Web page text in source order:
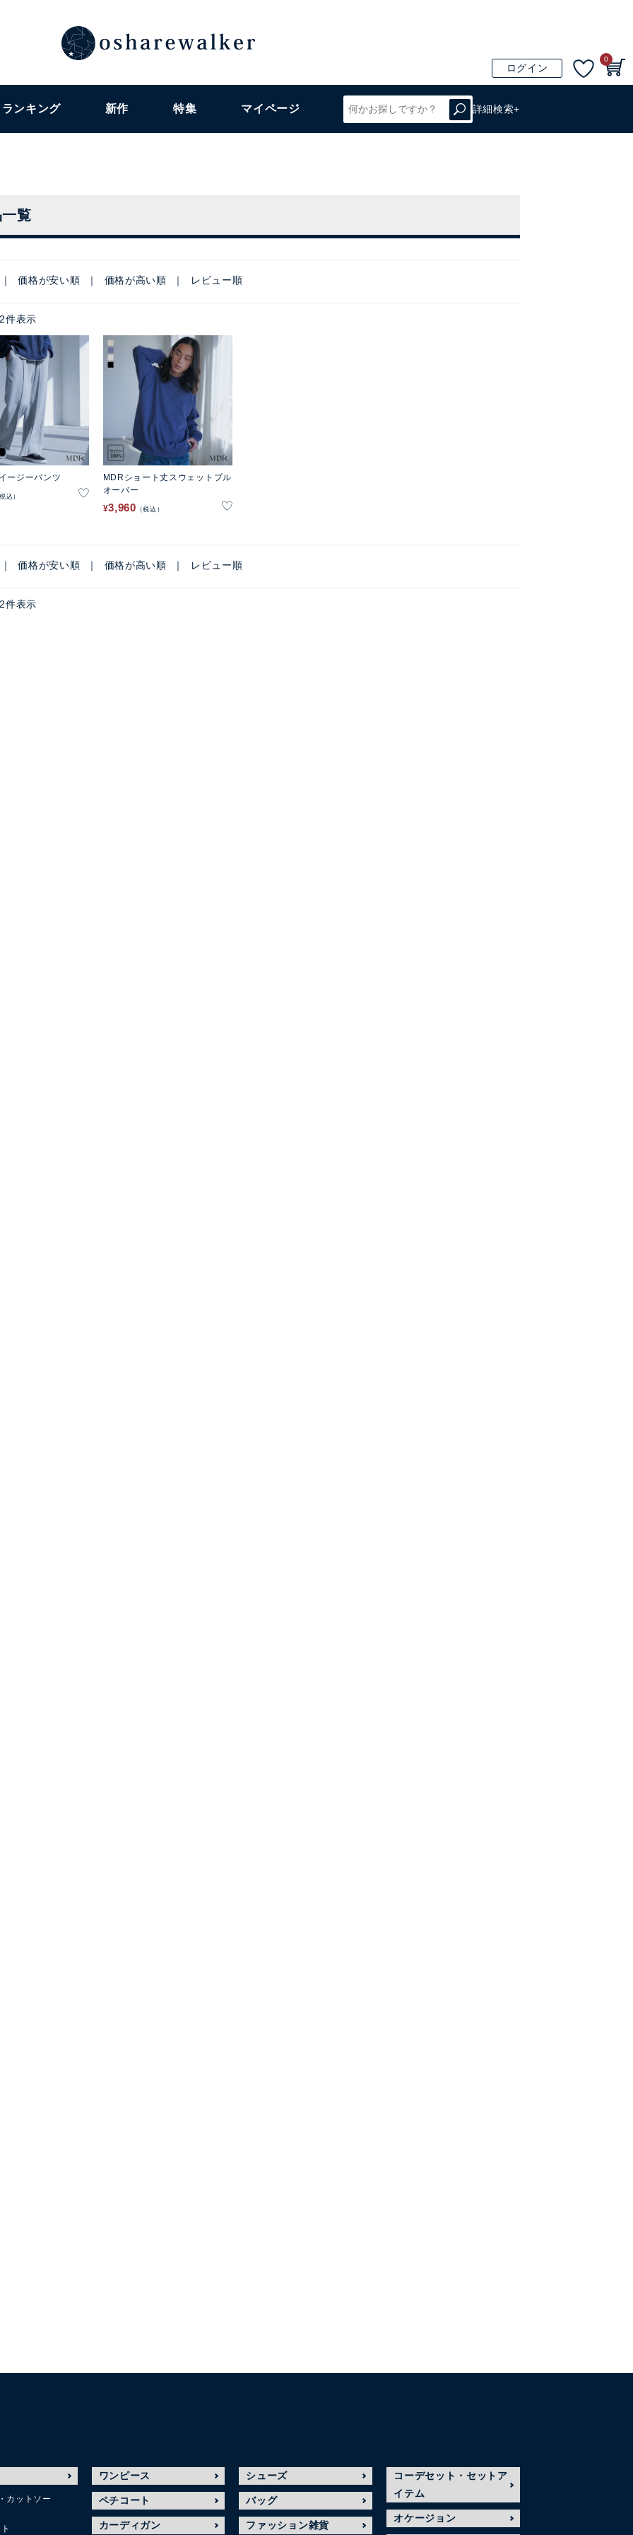
ログイン
0
ランキング 新作 特集 マイページ 詳細検索+
覧
価格が安い順 価格が高い順 レビュー順
2件表示
ージーパンツ
込
MDRショート丈スウェットプル
オーバー
¥3,960 税込
価格が安い順 価格が高い順 レビュー順
2件表示
カットソー
ワンピース
ペチコート
カーディガン
シューズ
バッグ
ファッション雑貨
コーデセット・セットア
イテム
オケージョン